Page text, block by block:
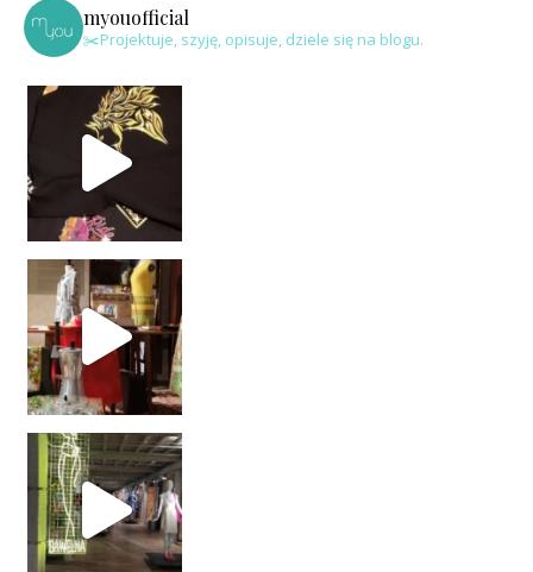
myouofficial
✂️Projektuje, szyję, opisuje, dziele się na blogu.